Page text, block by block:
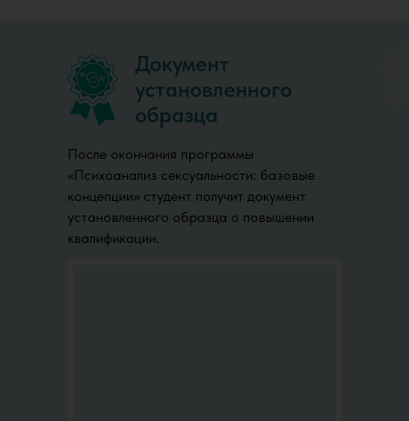
После окончания программы
«Психоанализ сексуальности: базовые
концепции» студент получит документ
установленного образца о повышении
квалификации.
Документ
установленного
образца